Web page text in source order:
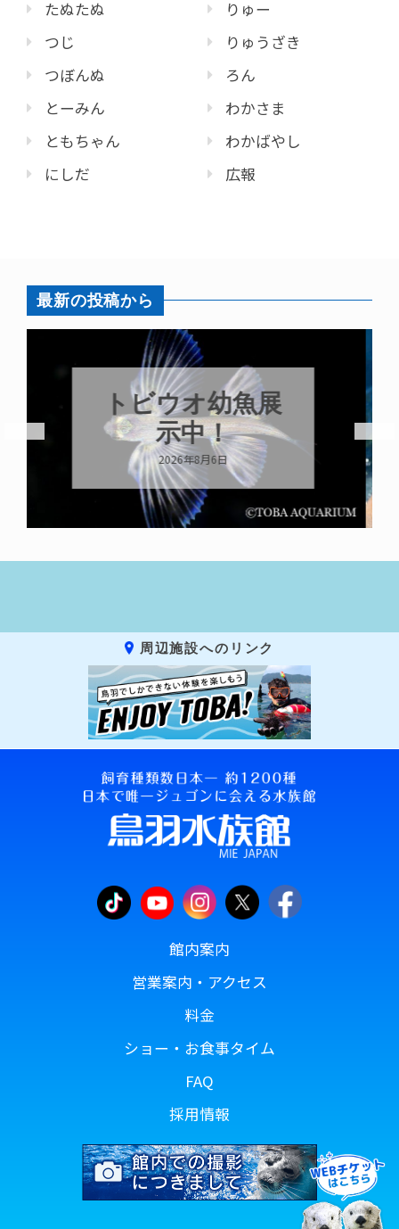
たぬたぬ
つじ
つぼんぬ
とーみん
ともちゃん
にしだ
りゅー
りゅうざき
ろん
わかさま
わかばやし
広報
最新の投稿から
これからもツ
ララらしく
2026年8月6日
周辺施設へのリンク
館内案内
営業案内・アクセス
料金
ショー・お食事タイム
FAQ
採用情報